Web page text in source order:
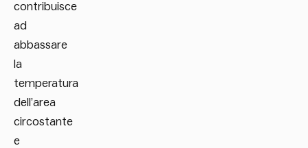
contribuisce
ad
abbassare
la
temperatura
dell’area
circostante
e